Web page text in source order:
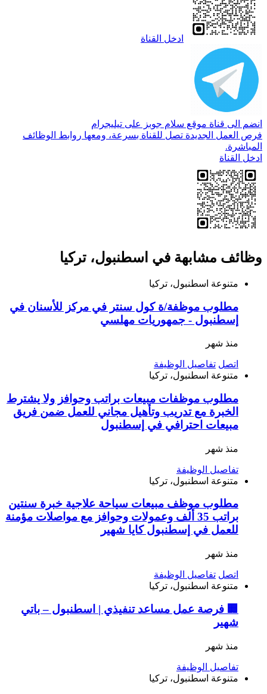
ادخل القناة
انضم الى قناة موقع سلام جوبز على تيليجرام
فرص العمل الجديدة تصل للقناة بسرعة، ومعها روابط الوظائف
المباشرة.
ادخل القناة
وظائف مشابهة في اسطنبول، تركيا
متنوعة اسطنبول، تركيا
مطلوب موظفة/ة كول سنتر في مركز للأسنان في
إسطنبول - جمهوريات مهلسي
منذ شهر
اتصل تفاصيل الوظيفة
متنوعة اسطنبول، تركيا
مطلوب موظفات مبيعات براتب وحوافز ولا يشترط
الخبرة مع تدريب وتأهيل مجاني للعمل ضمن فريق
مبيعات احترافي في إسطنبول
منذ شهر
تفاصيل الوظيفة
متنوعة اسطنبول، تركيا
مطلوب موظف مبيعات سياحة علاجية خبرة سنتين
براتب 35 ألف وعمولات وحوافز مع مواصلات مؤمنة
للعمل في إسطنبول كايا شهير
منذ شهر
اتصل تفاصيل الوظيفة
متنوعة اسطنبول، تركيا
🏢 فرصة عمل مساعد تنفيذي | اسطنبول – باتي
شهير
منذ شهر
تفاصيل الوظيفة
متنوعة اسطنبول، تركيا